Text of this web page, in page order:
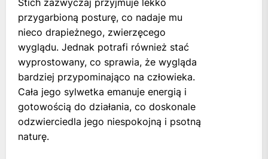
Stich zazwyczaj przyjmuje lekko
przygarbioną posturę, co nadaje mu
nieco drapieżnego, zwierzęcego
wyglądu. Jednak potrafi również stać
wyprostowany, co sprawia, że wygląda
bardziej przypominająco na człowieka.
Cała jego sylwetka emanuje energią i
gotowością do działania, co doskonale
odzwierciedla jego niespokojną i psotną
naturę.